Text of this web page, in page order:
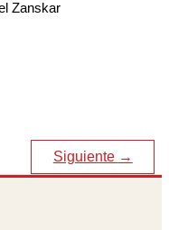
Zanskar
Siguiente →